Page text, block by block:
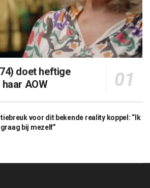
doet heftige
AOW
voor dit bekende reality koppel: “Ik
bij mezelf”